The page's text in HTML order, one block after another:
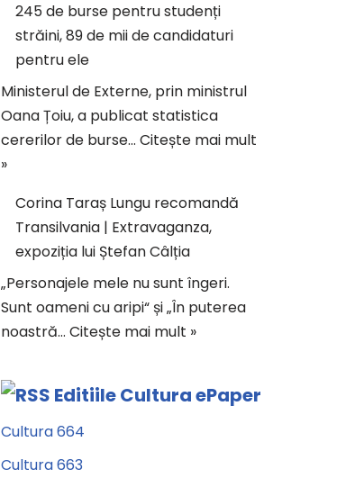
245 de burse pentru studenți
străini, 89 de mii de candidaturi
pentru ele
Ministerul de Externe, prin ministrul
Oana Țoiu, a publicat statistica
cererilor de burse… Citește mai mult
»
Corina Taraș Lungu recomandă
Transilvania | Extravaganza,
expoziția lui Ștefan Câlția
„Personajele mele nu sunt îngeri.
Sunt oameni cu aripi“ și „În puterea
noastră… Citește mai mult »
Editiile Cultura ePaper
Cultura 664
Cultura 663